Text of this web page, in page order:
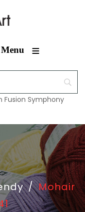
Menu ≡
Fusion Symphony
/ Mohair